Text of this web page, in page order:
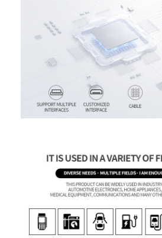
Visita alla fabbrica
Controllo di qualità
Contattaci
Notizie
Casi
Display LCD TFT
IPS di esposizione di TFT LCD